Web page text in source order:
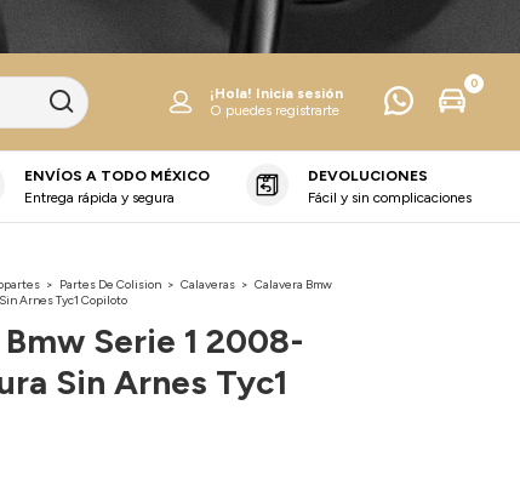
¡Hola! Inicia sesión
O puedes registrarte
0
ENVÍOS A TODO MÉXICO
Entrega rápida y segura
DEVOLUCIONES
Fácil y sin complicaciones
> Partes De Colision > Calaveras > Calavera Bmw
Arnes Tyc1 Copiloto
Serie 1 2008-
Sin Arnes Tyc1